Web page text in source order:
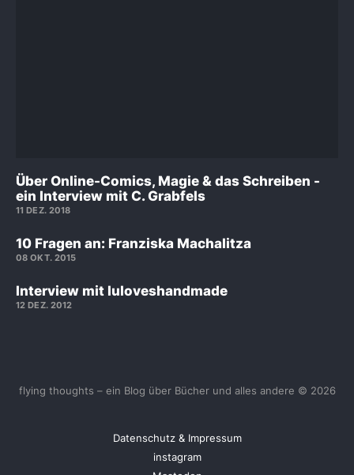
Über Online-Comics, Magie & das Schreiben -
ein Interview mit C. Grabfels
11 DEZ. 2018
10 Fragen an: Franziska Machalitza
08 OKT. 2015
Interview mit luloveshandmade
12 DEZ. 2012
flying thoughts – ein Blog über Bücher und alles andere © 2026
Datenschutz & Impressum
instagram